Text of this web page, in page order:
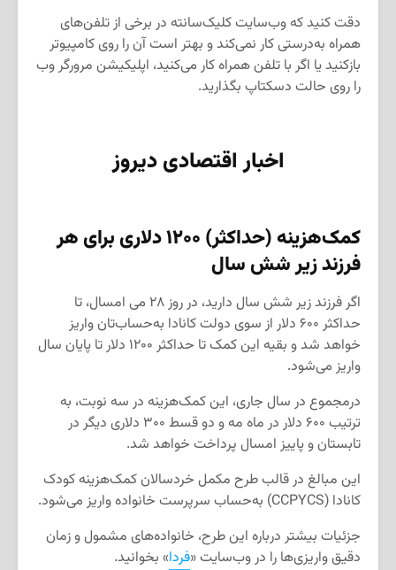
دقت کنید که وب‌سایت کلیک‌سانته در برخی از تلفن‌های
همراه به‌درستی کار نمی‌کند و بهتر است آن را روی کامپیوتر
بازکنید یا اگر با تلفن همراه کار می‌کنید، اپلیکیشن مرورگر وب
را روی حالت دسکتاپ بگذارید.
اخبار اقتصادی دیروز
کمک‌هزینه (حداکثر) ۱۲۰۰ دلاری برای هر
فرزند زیر شش سال
اگر فرزند زیر شش سال دارید، در روز ۲۸ می امسال، تا
حداکثر ۶۰۰ دلار از سوی دولت کانادا به‌حساب‌تان واریز
خواهد شد و بقیه این کمک تا حداکثر ۱۲۰۰ دلار تا پایان سال
واریز می‌شود.
درمجموع در سال جاری، این کمک‌هزینه در سه نوبت، به
ترتیب ۶۰۰ دلار در ماه مه و دو قسط ۳۰۰ دلاری دیگر در
تابستان و پاییز امسال پرداخت خواهد شد.
این مبالغ در قالب طرح مکمل خردسالان کمک‌هزینه کودک
کانادا (CCPYCS) به‌حساب سرپرست خانواده واریز می‌شود.
جزئیات بیشتر درباره این طرح، خانواده‌های مشمول و زمان
دقیق واریزی‌ها را در وب‌سایت «فردا» بخوانید.